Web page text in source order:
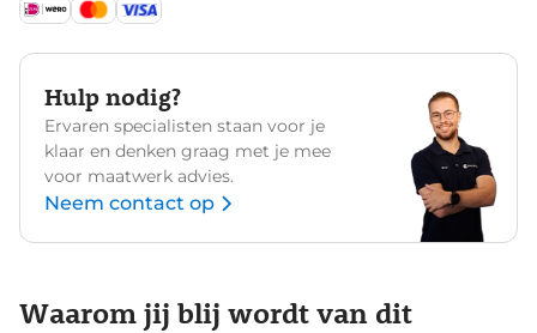
Hulp nodig?
Ervaren specialisten staan voor je
klaar en denken graag met je mee
voor maatwerk advies.
Neem contact op
Waarom jij blij wordt van dit